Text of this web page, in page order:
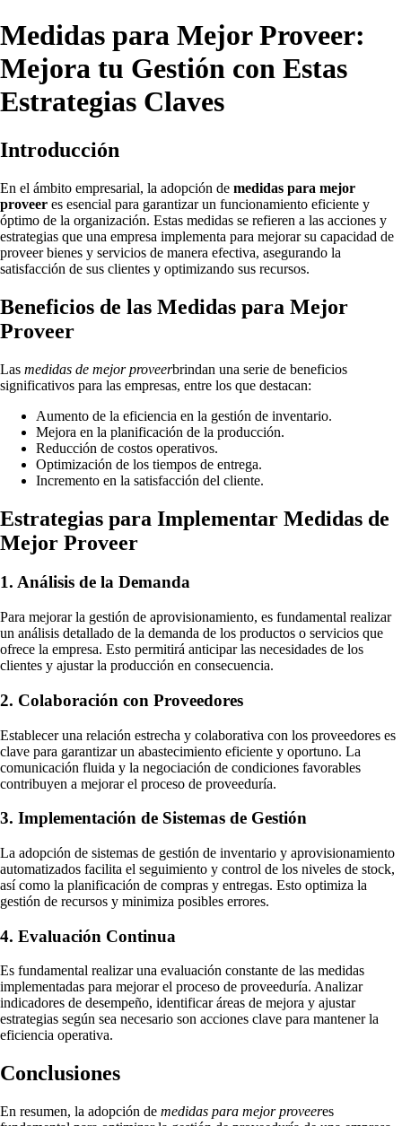
Medidas para Mejor Proveer:
Mejora tu Gestión con Estas
Estrategias Claves
Introducción
En el ámbito empresarial, la adopción de medidas para mejor
proveer es esencial para garantizar un funcionamiento eficiente y
óptimo de la organización. Estas medidas se refieren a las acciones y
estrategias que una empresa implementa para mejorar su capacidad de
proveer bienes y servicios de manera efectiva, asegurando la
satisfacción de sus clientes y optimizando sus recursos.
Beneficios de las Medidas para Mejor
Proveer
Las medidas de mejor proveerbrindan una serie de beneficios
significativos para las empresas, entre los que destacan:
Aumento de la eficiencia en la gestión de inventario.
Mejora en la planificación de la producción.
Reducción de costos operativos.
Optimización de los tiempos de entrega.
Incremento en la satisfacción del cliente.
Estrategias para Implementar Medidas de
Mejor Proveer
1. Análisis de la Demanda
Para mejorar la gestión de aprovisionamiento, es fundamental realizar
un análisis detallado de la demanda de los productos o servicios que
ofrece la empresa. Esto permitirá anticipar las necesidades de los
clientes y ajustar la producción en consecuencia.
2. Colaboración con Proveedores
Establecer una relación estrecha y colaborativa con los proveedores es
clave para garantizar un abastecimiento eficiente y oportuno. La
comunicación fluida y la negociación de condiciones favorables
contribuyen a mejorar el proceso de proveeduría.
3. Implementación de Sistemas de Gestión
La adopción de sistemas de gestión de inventario y aprovisionamiento
automatizados facilita el seguimiento y control de los niveles de stock,
así como la planificación de compras y entregas. Esto optimiza la
gestión de recursos y minimiza posibles errores.
4. Evaluación Continua
Es fundamental realizar una evaluación constante de las medidas
implementadas para mejorar el proceso de proveeduría. Analizar
indicadores de desempeño, identificar áreas de mejora y ajustar
estrategias según sea necesario son acciones clave para mantener la
eficiencia operativa.
Conclusiones
En resumen, la adopción de medidas para mejor proveeres